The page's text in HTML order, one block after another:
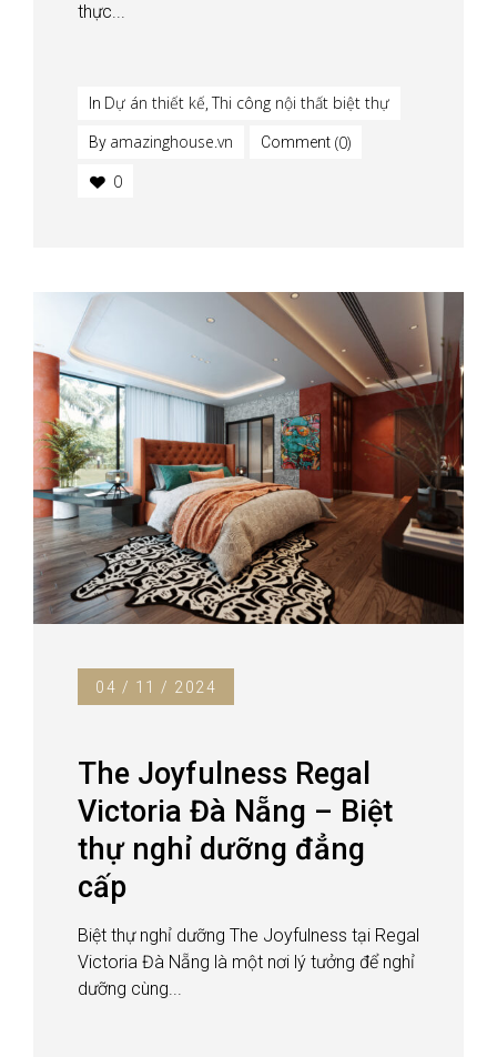
thực...
In Dự án thiết kế ,Thi công nội thất biệt thự
By amazinghouse.vn Comment (0)
0
04 / 11 / 2024
The Joyfulness Regal
Victoria Đà Nẵng – Biệt
thự nghỉ dưỡng đẳng
cấp
Biệt thự nghỉ dưỡng The Joyfulness tại Regal
Victoria Đà Nẵng là một nơi lý tưởng để nghỉ
dưỡng cùng...